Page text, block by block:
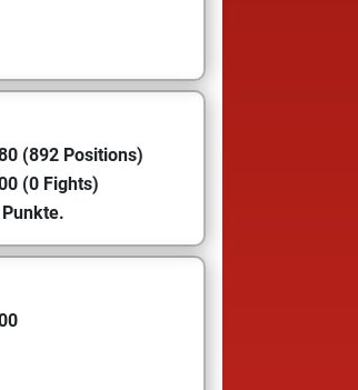
(892 Positions)
(0 Fights)